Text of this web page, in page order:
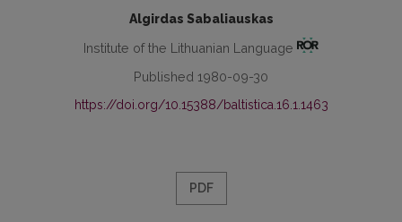
Algirdas Sabaliauskas
Institute of the Lithuanian Language
Published 1980-09-30
https://doi.org/10.15388/baltistica.16.1.1463
PDF